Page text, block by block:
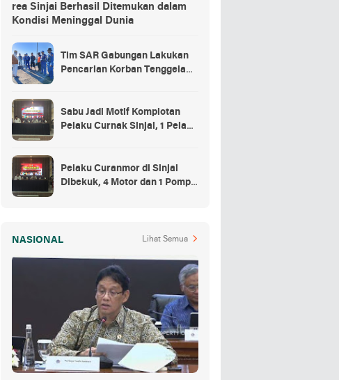
rea Sinjai Berhasil Ditemukan dalam
Kondisi Meninggal Dunia
Tim SAR Gabungan Lakukan
Pencarian Korban Tenggelam
Sabu Jadi Motif Komplotan
Pelaku Curnak Sinjai, 1 Pelaku
Pelaku Curanmor di Sinjai
Dibekuk, 4 Motor dan 1 Pompa
NASIONAL Lihat Semua